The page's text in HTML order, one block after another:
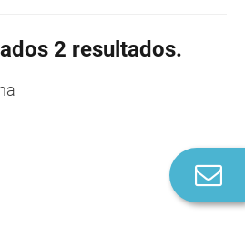
2 resultados.